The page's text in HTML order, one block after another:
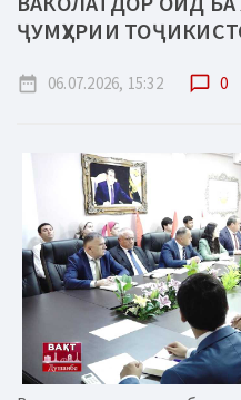
ҶУМҲУРИИ
date_range 06.07.2026, 15:32 chat_bubble_outline 0